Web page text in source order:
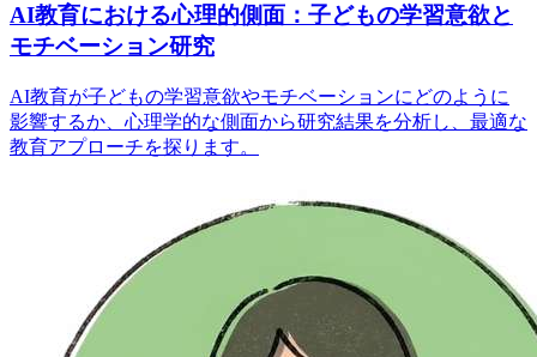
AI教育における心理的側面：子どもの学習意欲と
モチベーション研究
AI教育が子どもの学習意欲やモチベーションにどのように
影響するか、心理学的な側面から研究結果を分析し、最適な
教育アプローチを探ります。